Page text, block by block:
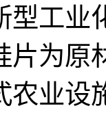
型工
片为原
农业设